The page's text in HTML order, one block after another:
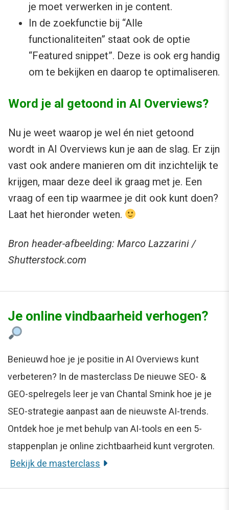
je moet verwerken in je content.
In de zoekfunctie bij “Alle
functionaliteiten” staat ook de optie
“Featured snippet”. Deze is ook erg handig
om te bekijken en daarop te optimaliseren.
Word je al getoond in AI Overviews?
Nu je weet waarop je wel én niet getoond
wordt in AI Overviews kun je aan de slag. Er zijn
vast ook andere manieren om dit inzichtelijk te
krijgen, maar deze deel ik graag met je. Een
vraag of een tip waarmee je dit ook kunt doen?
Laat het hieronder weten.
Bron header-afbeelding: Marco Lazzarini /
Shutterstock.com
Je online vindbaarheid verhogen?
Benieuwd hoe je je positie in AI Overviews kunt
verbeteren? In de masterclass De nieuwe SEO- &
GEO-spelregels leer je van Chantal Smink hoe je je
SEO-strategie aanpast aan de nieuwste AI-trends.
Ontdek hoe je met behulp van AI-tools en een 5-
stappenplan je online zichtbaarheid kunt vergroten.
Bekijk de masterclass